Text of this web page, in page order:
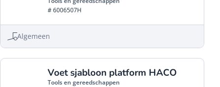
# 6006507H
Algemeen
Voet sjabloon platform HACO
Tools en gereedschappen